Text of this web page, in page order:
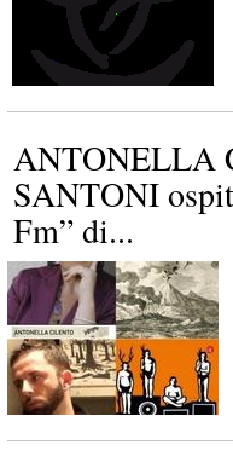
ANTONELLA
SANTONI
Fm” di...